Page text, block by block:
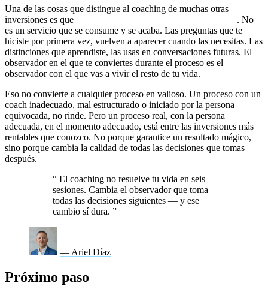
Una de las cosas que distingue al coaching de muchas otras
inversiones es que
. No
es un servicio que se consume y se acaba. Las preguntas que te
hiciste por primera vez, vuelven a aparecer cuando las necesitas. Las
distinciones que aprendiste, las usas en conversaciones futuras. El
observador en el que te conviertes durante el proceso es el
observador con el que vas a vivir el resto de tu vida.
Eso no convierte a cualquier proceso en valioso. Un proceso con un
coach inadecuado, mal estructurado o iniciado por la persona
equivocada, no rinde. Pero un proceso real, con la persona
adecuada, en el momento adecuado, está entre las inversiones más
rentables que conozco. No porque garantice un resultado mágico,
sino porque cambia la calidad de todas las decisiones que tomas
después.
“ El coaching no resuelve tu vida en seis
sesiones. Cambia el observador que toma
todas las decisiones siguientes — y ese
cambio sí dura. ”
— Ariel Díaz
Próximo paso